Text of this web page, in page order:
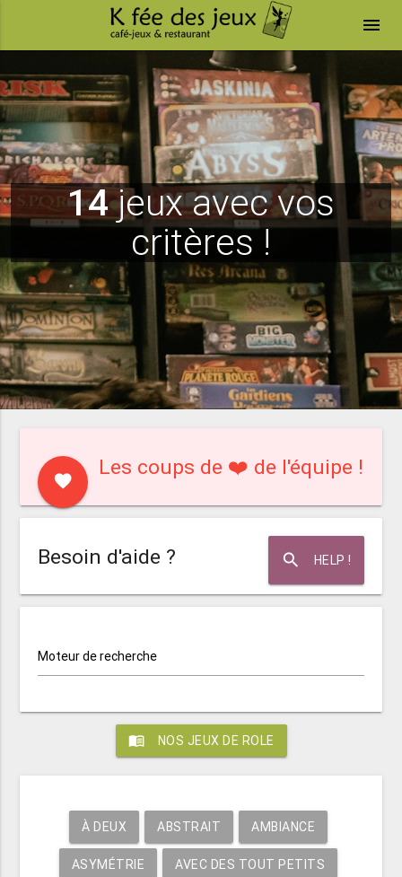
menu
14jeux avec vos
critères !
favorite
Les coups de ❤️ de l'équipe !
search HELP !
Besoin d'aide ?
Moteur de recherche
menu_book NOS JEUX DE ROLE
À DEUX ABSTRAIT AMBIANCE
ASYMÉTRIE AVEC DES TOUT PETITS